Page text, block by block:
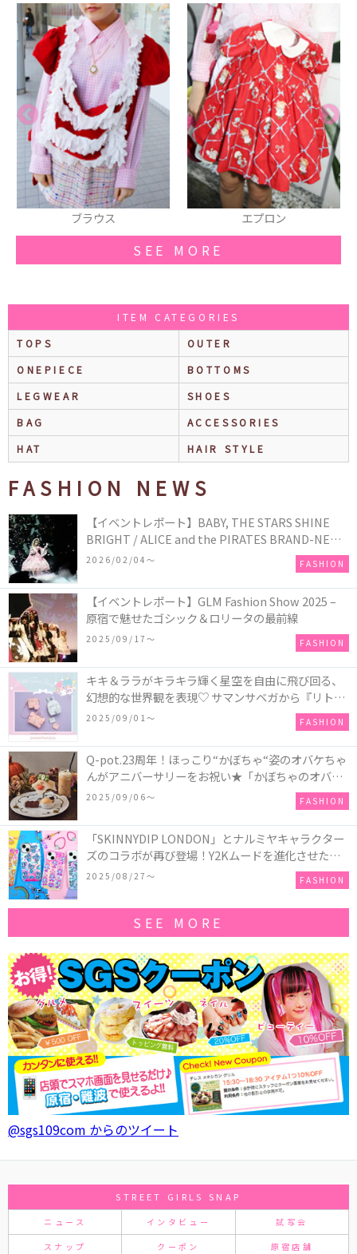
エプロン リボン
SEE MORE
ITEM CATEGORIES
TOPS
OUTER
ONEPIECE
BOTTOMS
LEGWEAR
SHOES
BAG
ACCESSORIES
HAT
HAIR STYLE
FASHION NEWS
【イベントレポート】BABY, THE STARS SHINE
BRIGHT / ALICE and the PIRATES BRAND-NEW
COLLECTION in TOKYO
2026/02/04〜 FASHION
【イベントレポート】GLM Fashion Show 2025 –
原宿で魅せたゴシック＆ロリータの最前線
2025/09/17〜 FASHION
キキ＆ララがキラキラ輝く星空を自由に飛び回る、
幻想的な世界観を表現♡ サマンサベガから『リトル
ツインスターズ』50周年アニバーサリーイヤー』を
2025/09/01〜 FASHION
Q-pot.23周年！ほっこり“かぼちゃ“姿のオバケちゃ
んがアニバーサリーをお祝い★「かぼちゃのオバケ
ーキアクセサリー」が新発売！Q-pot CAFE.では
「かぼちゃのオバケーキプレート」も登場
2025/09/06〜 FASHION
「SKINNYDIP LONDON」とナルミヤキャラクター
ズのコラボが再び登場！Y2Kムードを進化させた新
作コレクションを発売♪
2025/08/27〜 FASHION
SEE MORE
@sgs109com からのツイート
STREET GIRLS SNAP
ニュース インタビュー 試写会
スナップ クーポン 原宿店舗